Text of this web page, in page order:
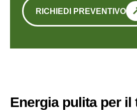
RICHIEDI PREVENTIVO
Energia pulita per il